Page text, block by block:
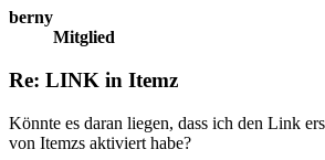
berny
Mitglied
Re: LINK in Itemz
Könnte es daran liegen, dass ich den Link
von Itemzs aktiviert habe?